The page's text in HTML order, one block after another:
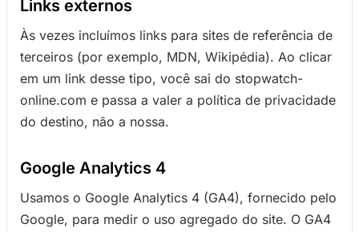
Links externos
Às vezes incluímos links para sites de referência de
terceiros (por exemplo, MDN, Wikipédia). Ao clicar
em um link desse tipo, você sai do stopwatch-
online.com e passa a valer a política de privacidade
do destino, não a nossa.
Google Analytics 4
Usamos o Google Analytics 4 (GA4), fornecido pelo
Google, para medir o uso agregado do site. O GA4